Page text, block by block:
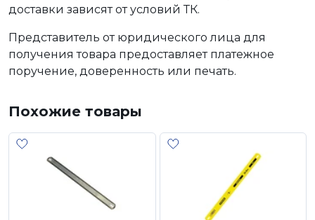
доставки зависят от условий ТК.
Представитель от юридического лица для
получения товара предоставляет платежное
поручение, доверенность или печать.
Похожие товары